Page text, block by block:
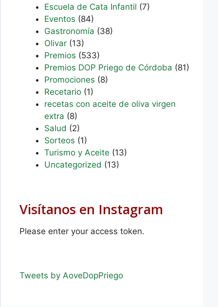
Escuela de Cata Infantil (7)
Eventos (84)
Gastronomía (38)
Olivar (13)
Premios (533)
Premios DOP Priego de Córdoba (81)
Promociones (8)
Recetario (1)
recetas con aceite de oliva virgen
extra (8)
Salud (2)
Sorteos (1)
Turismo y Aceite (13)
Uncategorized (13)
Visítanos en Instagram
Please enter your access token.
Tweets by AoveDopPriego